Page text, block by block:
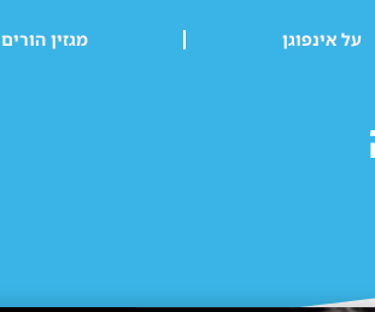
על אינפוגן מגזין הורים